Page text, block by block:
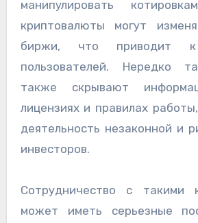
манипулировать
криптовалюты могут
биржи, что приводит
пользователей. Нередко
также скрывают
лицензиях и правилах
деятельность незаконной и
инвесторов.
Сотрудничество с такими
может иметь серьезные